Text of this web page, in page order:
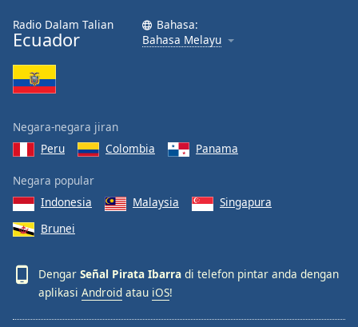
Reset
Done
Close
Modal
End
dialog
window.
Radio Dalam Talian
Ecuador
Bahasa:
Bahasa Melayu
Negara-negara jiran
Peru
Colombia Panama
Negara popular
Indonesia
Malaysia
Singapura
Brunei
Dengar Señal Pirata Ibarra di telefon pintar anda dengan
aplikasi Android atau iOS!